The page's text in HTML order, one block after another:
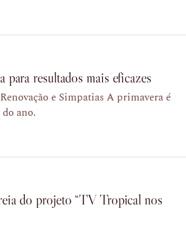
para resultados mais eficazes
e Simpatias A primavera é
ano.
do projeto “TV Tropical nos